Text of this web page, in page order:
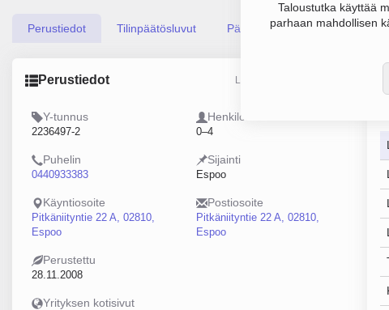
Taloustutka käyttää
parhaan mahdollisen
Perustiedot Tilinpäätösluvut Päättäjätiedot
Perustiedot Lähde: YTJ, PRH, Traficom
Y-tunnus
2236497-2
Henkilöstömäärä
0–4
Puhelin
0440933383
Sijainti
Espoo
Käyntiosoite
Pitkäniityntie 22 A, 02810,
Espoo
Postiosoite
Pitkäniityntie 22 A, 02810,
Espoo
Perustettu
28.11.2008
Yrityksen kotisivut